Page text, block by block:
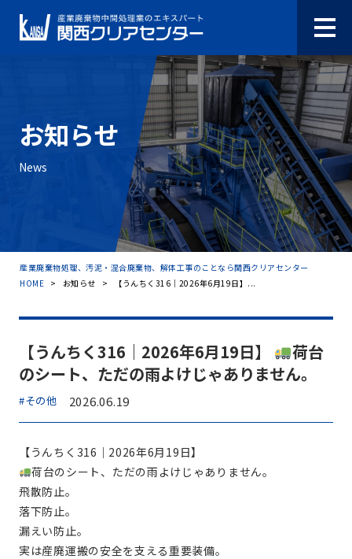
お知らせ
News
産業廃棄物処理、汚泥・混合廃棄物、解体工事のことなら関西クリアセンター
HOME > お知らせ > 【うんちく316｜2026年6月19日】...
【うんちく316｜2026年6月19日】
荷台
のシート、ただの雨よけじゃありません。
#その他 2026.06.19
【うんちく316｜2026年6月19日】
荷台のシート、ただの雨よけじゃありません。
飛散防止。
落下防止。
漏えい防止。
実は産廃運搬の安全を支える重要装備。